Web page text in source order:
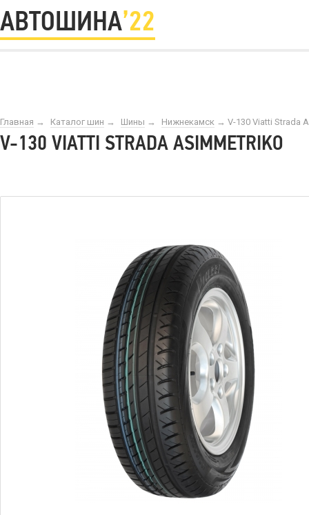
АВТОШИНА’22
Главная → Каталог шин → Шины → Нижнекамск → V-130 Viatti Strada
V-130 VIATTI STRADA ASIMMETRIKO